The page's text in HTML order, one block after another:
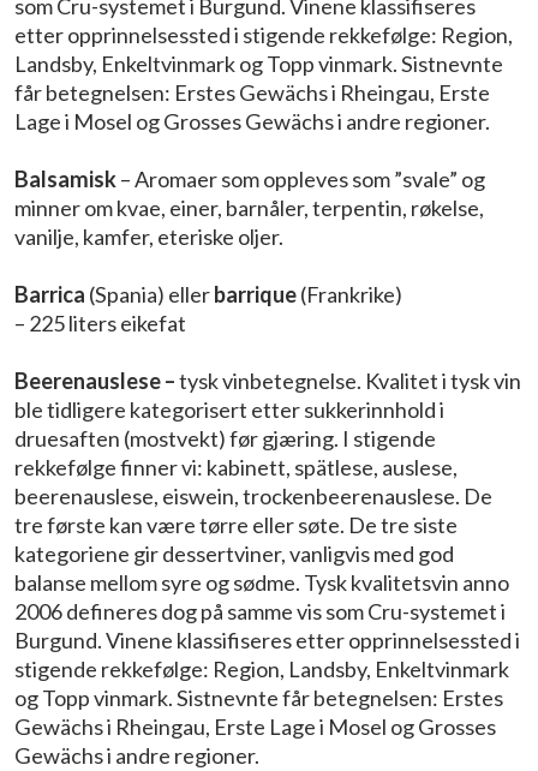
som Cru-systemet i Burgund. Vinene klassifiseres
etter opprinnelsessted i stigende rekkefølge: Region,
Landsby, Enkeltvinmark og Topp vinmark. Sistnevnte
får betegnelsen: Erstes Gewächs i Rheingau, Erste
Lage i Mosel og Grosses Gewächs i andre regioner.
Balsamisk– Aromaer som oppleves som ”svale” og
minner om kvae, einer, barnåler, terpentin, røkelse,
vanilje, kamfer, eteriske oljer.
Barrica (Spania) ellerbarrique(Frankrike)
– 225 liters eikefat
Beerenauslese –tysk vinbetegnelse. Kvalitet i tysk vin
ble tidligere kategorisert etter sukkerinnhold i
druesaften (mostvekt) før gjæring. I stigende
rekkefølge finner vi: kabinett, spätlese, auslese,
beerenauslese, eiswein, trockenbeerenauslese. De
tre første kan være tørre eller søte. De tre siste
kategoriene gir dessertviner, vanligvis med god
balanse mellom syre og sødme. Tysk kvalitetsvin anno
2006 defineres dog på samme vis som Cru-systemet i
Burgund. Vinene klassifiseres etter opprinnelsessted i
stigende rekkefølge: Region, Landsby, Enkeltvinmark
og Topp vinmark. Sistnevnte får betegnelsen: Erstes
Gewächs i Rheingau, Erste Lage i Mosel og Grosses
Gewächs i andre regioner.